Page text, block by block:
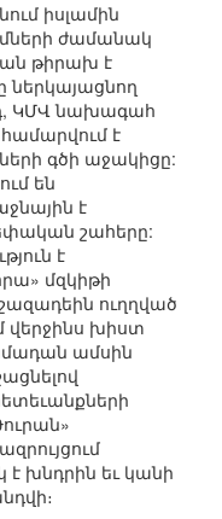
իսլամին
ժամանակ
թիրախ է
ներկայացնող
ԿՄՎ նախագահ
համարվում է
գծի աջակիցը:
են
է
շահերը:
է
մզկիթի
ուղղված
վերջինս խիստ
ամսին
է խնդրին եւ կանի